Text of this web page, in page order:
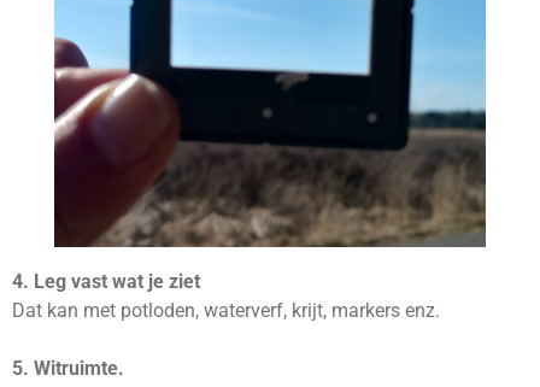
4. Leg vast wat je ziet
Dat kan met potloden, waterverf, krijt, markers enz.
5. Witruimte.